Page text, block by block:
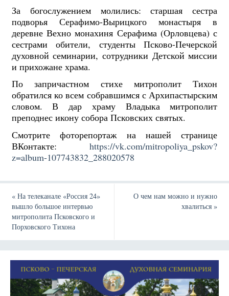
За богослужением молились: старшая сестра
подворья Серафимо-Вырицкого монастыря в
деревне Вехно монахиня Серафима (Орловцева) с
сестрами обители, студенты Псково-Печерской
духовной семинарии, сотрудники Детской миссии
и прихожане храма.
По запричастном стихе митрополит Тихон
обратился ко всем собравшимся с Архипастырским
словом. В дар храму Владыка митрополит
преподнес икону собора Псковских святых.
Смотрите фоторепортаж на нашей странице
ВКонтакте:https://vk.com/mitropoliya_pskov?
z=album-107743832_288020578
«На телеканале «Россия 24»
вышло большое интервью
митрополита Псковского и
Порховского Тихона
О чем нам можно и нужно
хвалиться»